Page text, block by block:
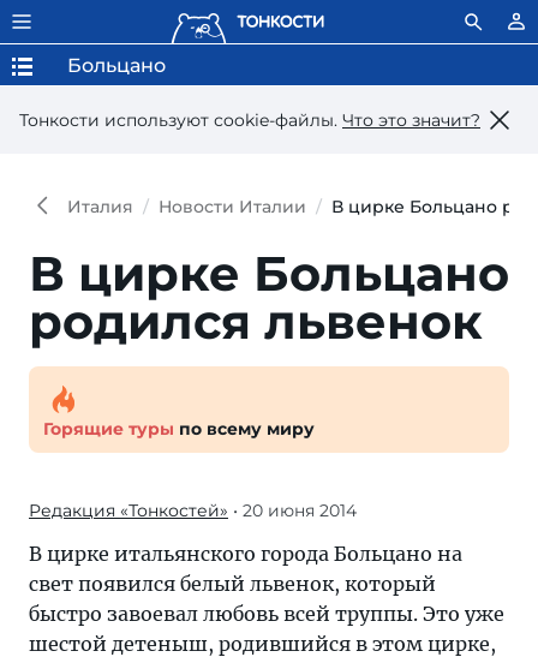
Тонкости используют сookie-файлы. Что это значит?
Больцано
Италия Новости Италии В цирке Больцано
В цирке Больцано
родился львенок
Горящие туры по всему миру
Редакция «Тонкостей» • 20 июня 2014
В цирке итальянского города Больцано на
свет появился белый львенок, который
быстро завоевал любовь всей труппы. Это уже
шестой детеныш, родившийся в этом цирке,